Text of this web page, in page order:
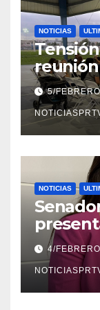
NOTICIAS
5/
NOTICIAS
4/